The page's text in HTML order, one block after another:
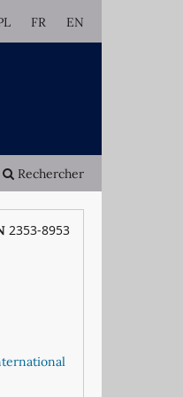
Rechercher
FR EN
2353-8953